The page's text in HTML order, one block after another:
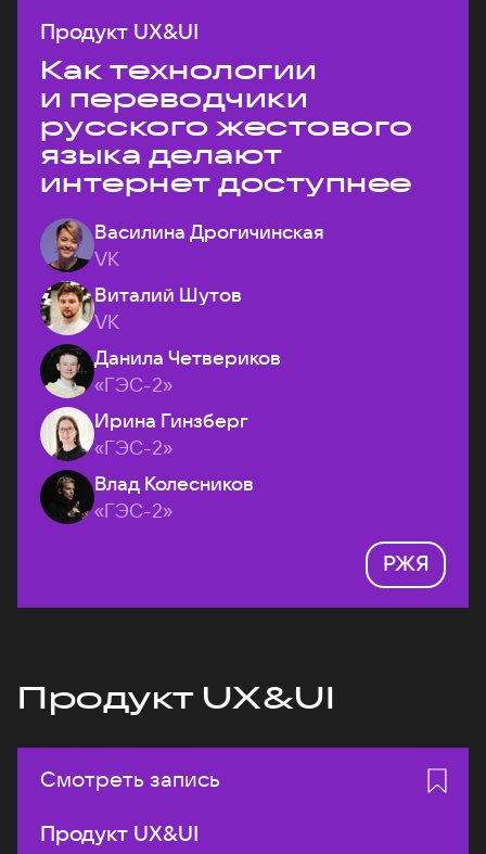
Продукт UX&UI
Как технологии
и переводчики
русского жестового
языка делают
интернет доступнее
Василина Дрогичинская
VK
Виталий Шутов
VK
Данила Четвериков
«ГЭС-2»
Ирина Гинзберг
«ГЭС-2»
Влад Колесников
«ГЭС-2»
РЖЯ
Продукт UX&UI
Смотреть запись
Продукт UX&UI